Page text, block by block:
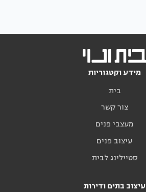
מידע וקטגוריות
בית
צור קשר
מעצבי פנים
עיצוב פנים
סטיילינג לבית
עיצוב בתים ודירות